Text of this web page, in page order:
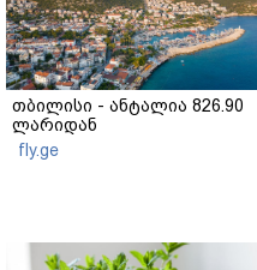
თბილისი - ანტალია 826.90
ლარიდან
fly.ge